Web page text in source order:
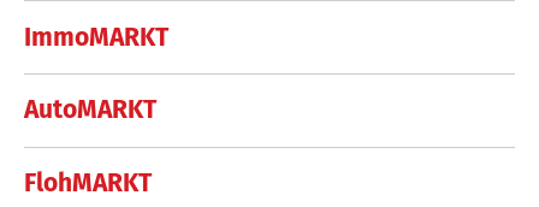
ImmoMARKT
AutoMARKT
FlohMARKT